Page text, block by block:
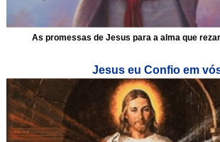
As promessas de Jesus para a alma que
Jesus eu Confio em